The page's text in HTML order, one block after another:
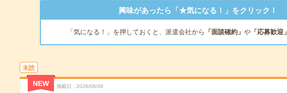
興味があったら「★気になる！」をクリック！
「気になる！」を押しておくと、派遣会社から 「面談確約」 や「応募歓迎」
未読
NEW 掲載日 2026/08/08